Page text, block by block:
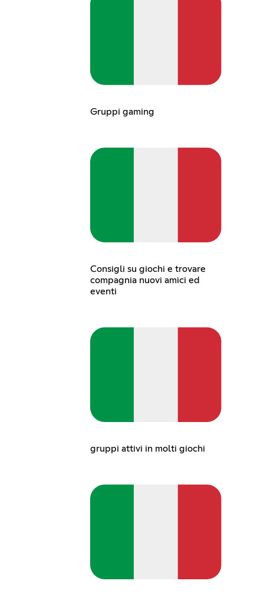
Gruppi gaming
Consigli su giochi e trovare
compagnia nuovi amici ed
eventi
gruppi attivi in molti giochi